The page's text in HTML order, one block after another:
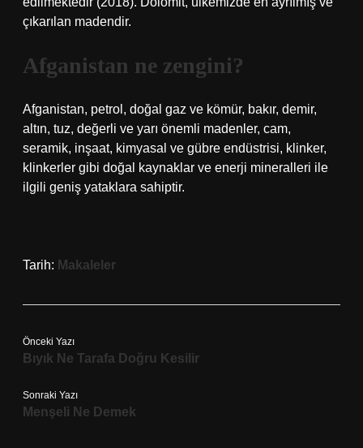
çıkarılan madendir.
Afganistan ne zengini?
Afganistan, petrol, doğal gaz ve kömür, bakır, demir,
altın, tuz, değerli ve yarı önemli madenler, cam,
seramik, inşaat, kimyasal ve gübre endüstrisi, klinker,
klinkerler gibi doğal kaynaklar ve enerji mineralleri ile
ilgili geniş yataklara sahiptir.
Tarih: Makaleler
Önceki Yazı
Bıyık Ne Tarafa Doğru Kesilir
Sonraki Yazı
Menşeli Ne Demek